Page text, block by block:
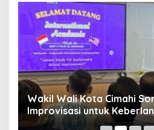
Wakil Wali Kota Cimahi
Improvisasi untuk
Pendidikan